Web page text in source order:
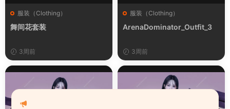
服装（Clothing）
舞间花套装
3周前
服装（Clothing）
ArenaDominator_Outfit_3
3周前